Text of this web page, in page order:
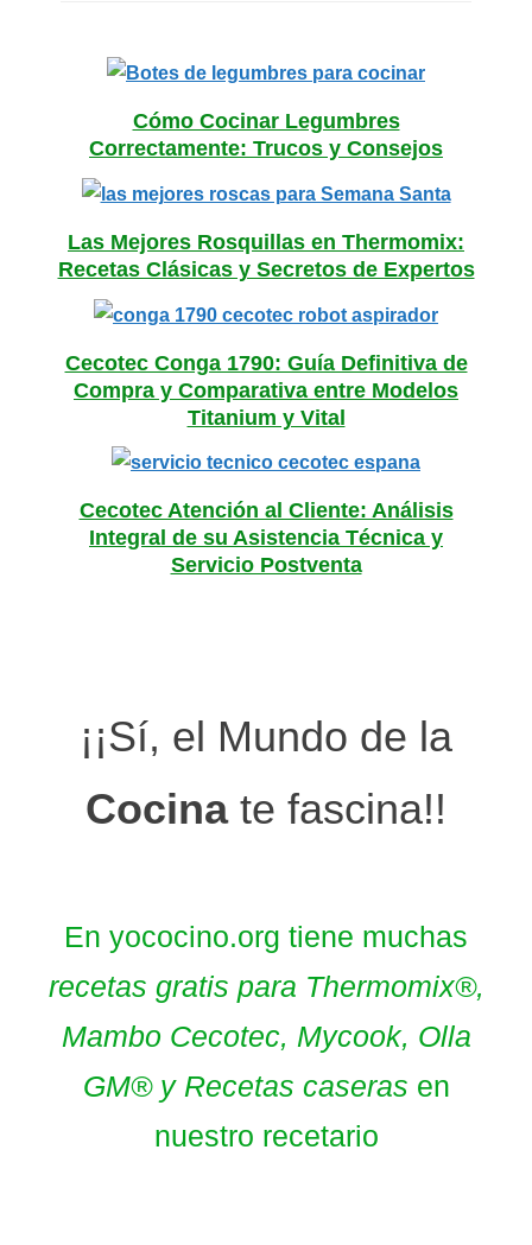
Cómo Cocinar Legumbres
Correctamente: Trucos y Consejos
Las Mejores Rosquillas en Thermomix:
Recetas Clásicas y Secretos de Expertos
Cecotec Conga 1790: Guía Definitiva de
Compra y Comparativa entre Modelos
Titanium y Vital
Cecotec Atención al Cliente: Análisis
Integral de su Asistencia Técnica y
Servicio Postventa
¡¡Sí, el Mundo de la
Cocinate fascina!!
En yococino.org tiene muchas
recetas gratis para Thermomix®,
Mambo Cecotec, Mycook, Olla
GM® y Recetas caseras en
nuestro recetario